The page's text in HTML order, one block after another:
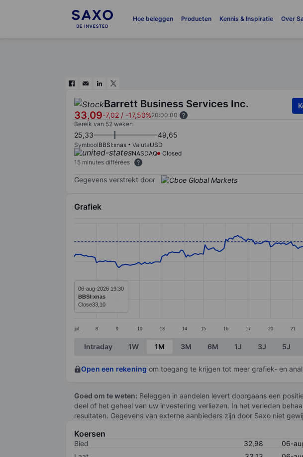
Hoe beleggen Producten Kennis & Inspiratie Over
Barrett Business Services Inc.
33,09-7,02 / -17,50%20:00:00
Bereik van 52 weken
25,33 49,65
SymboolBBSI:xnas ValutaUSD
NASDAQ
Closed
15 minutes différées
Gegevens verstrekt door
Grafiek
Line chart with 295 data points.
The chart has 1 X axis displaying categories.
jul. 8 9 10 13 14 15 16 17 20 21
06-aug-2026 19:30
BBSI:xnas
Close33,10
End of interactive chart.
Intraday 1W 1M 3M 6M 1J 3J 5J
Open een rekening om toegang te krijgen tot meer grafiek- en
Goed om te weten: Beleggen in aandelen levert doorgaans een
deel of het geheel van uw investering verliezen. In het verleden
resultaten. Gegevens van externe aanbieders zijn door Saxo niet
Koersen
Bied 32,98
06-